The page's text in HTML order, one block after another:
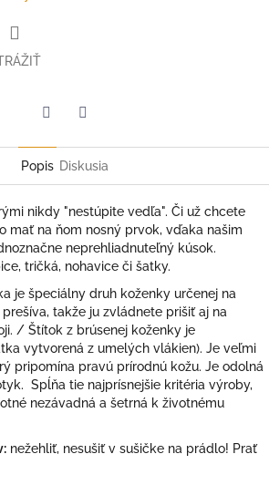
Popis Diskusia
nikdy "nestúpite vedľa". Či už chcete
mať na ňom nosný prvok, vďaka našim
neprehliadnuteľný kúsok.
tričká, nohavice či šatky.
je špeciálny druh koženky určenej na
takže ju zvládnete prišiť aj na
/ Štítok z brúsenej koženky je
vytvorená z umelých vlákien). Je veľmi
pripomína pravú prírodnú kožu. Je odolná
Spĺňa tie najprísnejšie kritéria výroby,
nezávadná a šetrná k životnému
nežehliť, nesušiť v sušičke na prádlo! Prať